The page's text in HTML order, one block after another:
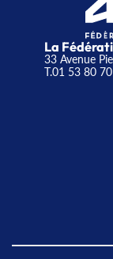
La
33 Avenue
T.01 53 80